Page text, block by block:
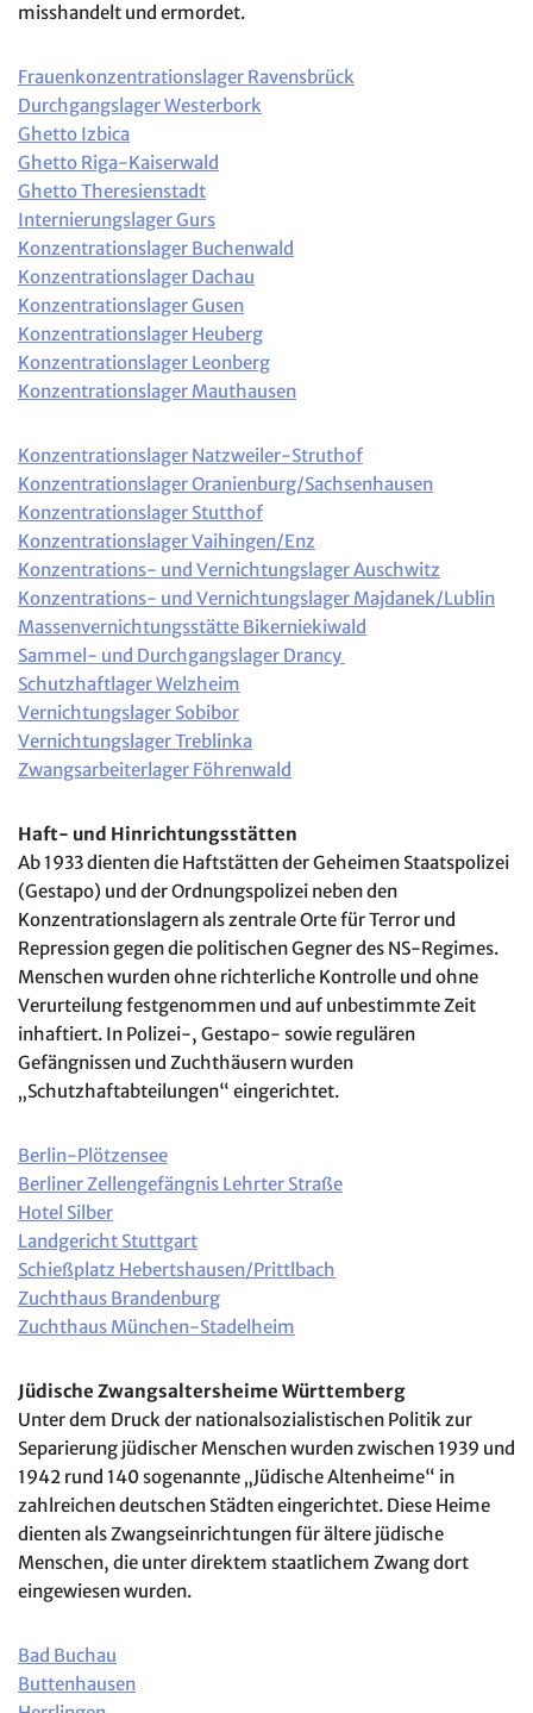
misshandelt und ermordet.
Frauenkonzentrationslager Ravensbrück
Durchgangslager Westerbork
Ghetto Izbica
Ghetto Riga-Kaiserwald
Ghetto Theresienstadt
Internierungslager Gurs
Konzentrationslager Buchenwald
Konzentrationslager Dachau
Konzentrationslager Gusen
Konzentrationslager Heuberg
Konzentrationslager Leonberg
Konzentrationslager Mauthausen
Konzentrationslager Natzweiler-Struthof
Konzentrationslager Oranienburg/Sachsenhausen
Konzentrationslager Stutthof
Konzentrationslager Vaihingen/Enz
Konzentrations- und Vernichtungslager Auschwitz
Konzentrations- und Vernichtungslager Majdanek/Lublin
Massenvernichtungsstätte Bikerniekiwald
Sammel- und Durchgangslager Drancy
Schutzhaftlager Welzheim
Vernichtungslager Sobibor
Vernichtungslager Treblinka
Zwangsarbeiterlager Föhrenwald
Haft- und Hinrichtungsstätten
Ab 1933 dienten die Haftstätten der Geheimen Staatspolizei
(Gestapo) und der Ordnungspolizei neben den
Konzentrationslagern als zentrale Orte für Terror und
Repression gegen die politischen Gegner des NS-Regimes.
Menschen wurden ohne richterliche Kontrolle und ohne
Verurteilung festgenommen und auf unbestimmte Zeit
inhaftiert. In Polizei-, Gestapo- sowie regulären
Gefängnissen und Zuchthäusern wurden
„Schutzhaftabteilungen“ eingerichtet.
Berlin-Plötzensee
Berliner Zellengefängnis Lehrter Straße
Hotel Silber
Landgericht Stuttgart
Schießplatz Hebertshausen/Prittlbach
Zuchthaus Brandenburg
Zuchthaus München-Stadelheim
Jüdische Zwangsaltersheime Württemberg
Unter dem Druck der nationalsozialistischen Politik zur
Separierung jüdischer Menschen wurden zwischen 1939 und
1942 rund 140 sogenannte „Jüdische Altenheime“ in
zahlreichen deutschen Städten eingerichtet. Diese Heime
dienten als Zwangseinrichtungen für ältere jüdische
Menschen, die unter direktem staatlichem Zwang dort
eingewiesen wurden.
Bad Buchau
Buttenhausen